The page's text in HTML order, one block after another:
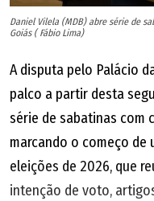
Daniel Vilela (MDB) abre série de
Goiás ( Fábio Lima)
A disputa pelo Palácio
palco a partir desta
série de sabatinas com
marcando o começo de
eleições de 2026, que
intenção de voto,